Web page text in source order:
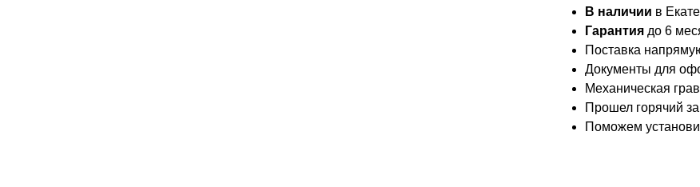
В наличии в
Гарантия до 6
Поставка
Документы для
Механическая
Прошел горячий
Поможем